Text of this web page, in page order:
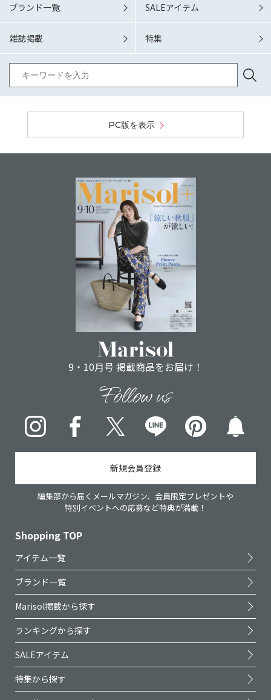
ブランド一覧 SALEアイテム
雑誌掲載 特集
PC版を表示
9・10月号 掲載商品をお届け！
Follow us
InstagramFacebookX LINE pinterest
新規会員登録
編集部から届くメールマガジン、会員限定プレゼントや
特別イベントへの応募など特典が満載！
Shopping TOP
アイテム一覧
ブランド一覧
Marisol掲載から探す
ランキングから探す
SALEアイテム
特集から探す